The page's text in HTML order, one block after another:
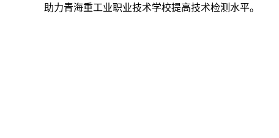
助力青海重工业职业技术学校提高技术检测水平。